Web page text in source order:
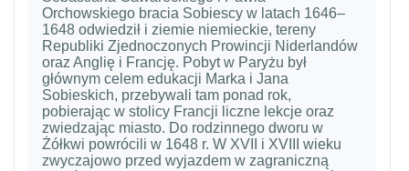
Orchowskiego bracia Sobiescy w latach 1646–
1648 odwiedził i ziemie niemieckie, tereny
Republiki Zjednoczonych Prowincji Niderlandów
oraz Anglię i Francję. Pobyt w Paryżu był
głównym celem edukacji Marka i Jana
Sobieskich, przebywali tam ponad rok,
pobierając w stolicy Francji liczne lekcje oraz
zwiedzając miasto. Do rodzinnego dworu w
Żółkwi powrócili w 1648 r. W XVII i XVIII wieku
zwyczajowo przed wyjazdem w zagraniczną